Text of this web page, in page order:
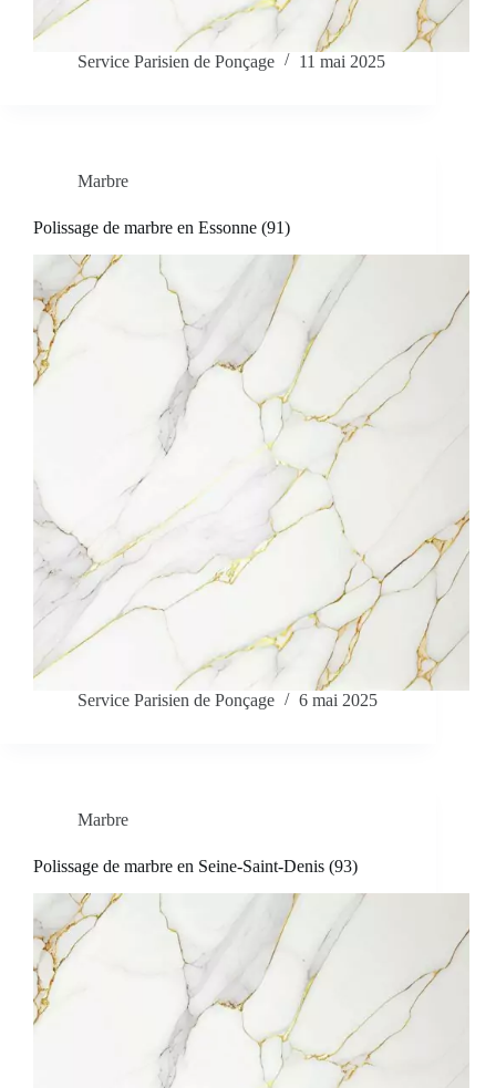
Service Parisien de Ponçage 11 mai 2025
Marbre
Polissage de marbre en Essonne (91)
Service Parisien de Ponçage 6 mai 2025
Marbre
Polissage de marbre en Seine-Saint-Denis (93)